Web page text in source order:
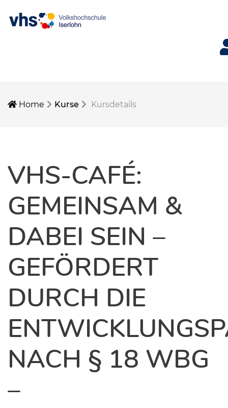
Home Kurse Kursdetails
VHS-CAFÉ:
GEMEINSAM &
DABEI SEIN –
GEFÖRDERT
DURCH DIE
NACH § 18 WBG
–